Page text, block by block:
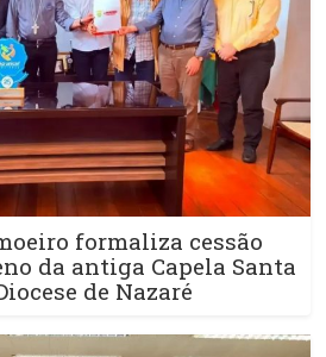
formaliza cessão
da antiga Capela Santa
de Nazaré